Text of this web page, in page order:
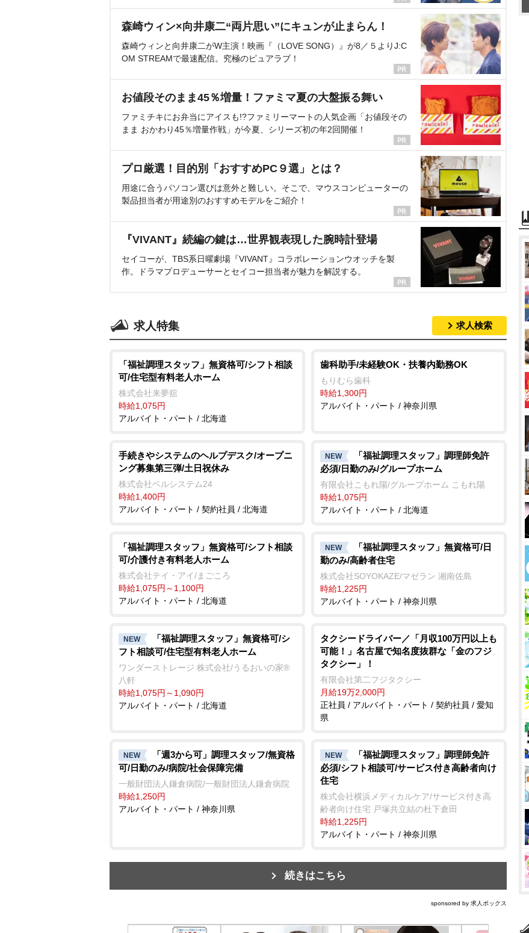
森崎ウィン×向井康二“両片思い”にキュンが止まらん！
森崎ウィンと向井康二がW主演！映画『（LOVE SONG）』が8／５よりJ:C
OM STREAMで最速配信。究極のピュアラブ！
お値段そのまま45％増量！ファミマ夏の大盤振る舞い
ファミチキにお弁当にアイスも!?ファミリーマートの人気企画「お値段その
まま おかわり45％増量作戦」が今夏、シリーズ初の年2回開催！
プロ厳選！目的別「おすすめPC９選」とは？
用途に合うパソコン選びは意外と難しい。そこで、マウスコンピューターの
製品担当者が用途別のおすすめモデルをご紹介！
『VIVANT』続編の鍵は…世界観表現した腕時計登場
セイコーが、TBS系日曜劇場『VIVANT』コラボレーションウオッチを製
作。ドラマプロデューサーとセイコー担当者が魅力を解説する。
求人特集 求人検索
「福祉調理スタッフ」無資格可/シフト相談
可/住宅型有料老人ホーム
株式会社来夢舘
時給1,075円
アルバイト・パート / 北海道
歯科助手/未経験OK・扶養内勤務OK
もりむら歯科
時給1,300円
アルバイト・パート / 神奈川県
手続きやシステムのヘルプデスク/オープニ
ング募集第三弾/土日祝休み
株式会社ベルシステム24
時給1,400円
アルバイト・パート / 契約社員 / 北海道
NEW
「福祉調理スタッフ」調理師免許
必須/日勤のみ/グループホーム
有限会社こもれ陽/グループホーム こもれ陽
時給1,075円
アルバイト・パート / 北海道
「福祉調理スタッフ」無資格可/シフト相談
可/介護付き有料老人ホーム
株式会社テイ・アイ/まごころ
時給1,075円～1,100円
アルバイト・パート / 北海道
NEW
「福祉調理スタッフ」無資格可/日
勤のみ/高齢者住宅
株式会社SOYOKAZE/マゼラン 湘南佐島
時給1,225円
アルバイト・パート / 神奈川県
NEW
「福祉調理スタッフ」無資格可/シ
フト相談可/住宅型有料老人ホーム
ワンダーストレージ 株式会社/うるおいの家®
八軒
時給1,075円～1,090円
アルバイト・パート / 北海道
タクシードライバー／「月収100万円以上も
可能！」名古屋で知名度抜群な「金のフジ
タクシー」！
有限会社第二フジタクシー
月給19万2,000円
正社員 / アルバイト・パート / 契約社員 / 愛知
県
NEW
「週3から可」調理スタッフ/無資格
可/日勤のみ/病院/社会保障完備
一般財団法人鎌倉病院/一般財団法人鎌倉病院
時給1,250円
アルバイト・パート / 神奈川県
NEW
「福祉調理スタッフ」調理師免許
必須/シフト相談可/サービス付き高齢者向け
住宅
株式会社横浜メディカルケア/サービス付き高
齢者向け住宅 戸塚共立結の杜下倉田
時給1,225円
アルバイト・パート / 神奈川県
続きはこちら
sponsored by 求人ボックス